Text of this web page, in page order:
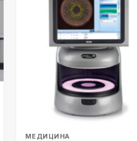
МЕДИЦИНА